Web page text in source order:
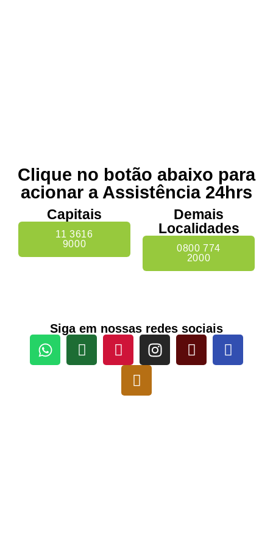
Clique no botão abaixo para
acionar a Assistência 24hrs
Capitais
11 3616
9000
Demais
Localidades
0800 774
2000
Siga em nossas redes sociais